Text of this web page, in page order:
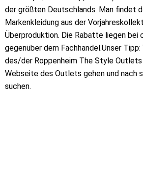
der größten Deutschlands. Man findet
Markenkleidung aus der
Überproduktion. Die Rabatte liegen bei
gegenüber dem Fachhandel.Unser
des/der Roppenheim The Style
Webseite des Outlets gehen und nach
suchen.